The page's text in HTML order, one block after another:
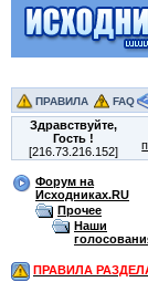
ПРАВИЛА FAQ
Здравствуйте,
Гость!
[216.73.216.152]
Форум на
Исходниках.RU
Прочее
Наши
ПРАВИЛА